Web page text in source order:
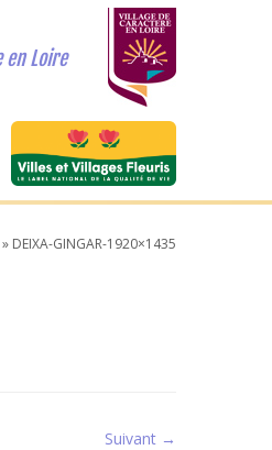
en Loire
» DEIXA-GINGAR-1920×1435
Suivant →